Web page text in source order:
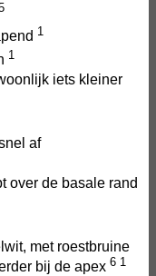
1
1
iets kleiner
af
over de basale rand
met roestbruine
bij de apex 6 1